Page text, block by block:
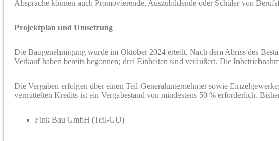
Absprache können auch Promovierende, Auszubildende oder Schüler von
Projektplan und Umsetzung
Die Baugenehmigung wurde im Oktober 2024 erteilt. Nach dem Abriss des
Verkauf haben bereits begonnen; drei Einheiten sind veräußert. Die
Die Vergaben erfolgen über einen Teil-Generalunternehmer sowie
vermittelten Kredits ist ein Vergabestand von mindestens 50 % erforderlich.
Fink Bau GmbH (Teil-GU)